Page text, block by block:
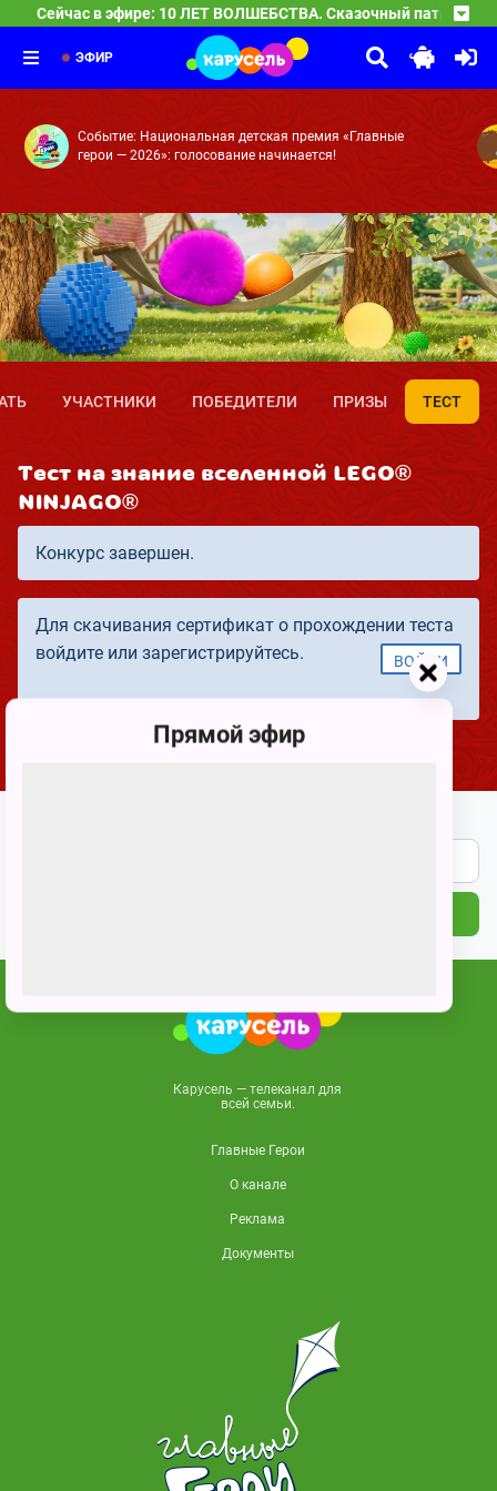
Сейчас в эфире: 10 ЛЕТ ВОЛШЕБСТВА. Сказочный патруль
04:00
10 ЛЕТ ВОЛШЕБСТВА. Сказочный патруль
Часовых дел мастерица — Доспехи богатыря — Баю-
ЭФИР
Событие: Национальная детская премия «Главные
герои — 2026»: голосование начинается!
УЧАСТНИКИ ПОБЕДИТЕЛИ ПРИЗЫ ТЕСТ
Тест на знание вселенной LEGO®
NINJAGO®
Конкурс завершен.
Для скачивания сертификат о прохождении теста
войдите или зарегистрируйтесь.
ВОЙТИ
Карусель — телеканал для
всей семьи.
Главные Герои
О канале
Реклама
Документы
Прямой эфир